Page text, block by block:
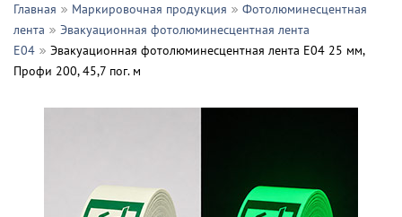
Как купить?
Прайс-листы
Поставщикам
Главная Маркировочная продукция
Фотолюминесцентная
лента
Эвакуационная фотолюминесцентная лента
E04
Эвакуационная фотолюминесцентная лента E04 25 мм,
Профи 200, 45,7 пог. м